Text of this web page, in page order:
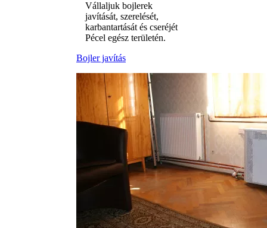
Vállaljuk bojlerek
javítását, szerelését,
karbantartását és cseréjét
Pécel egész területén.
Bojler javítás